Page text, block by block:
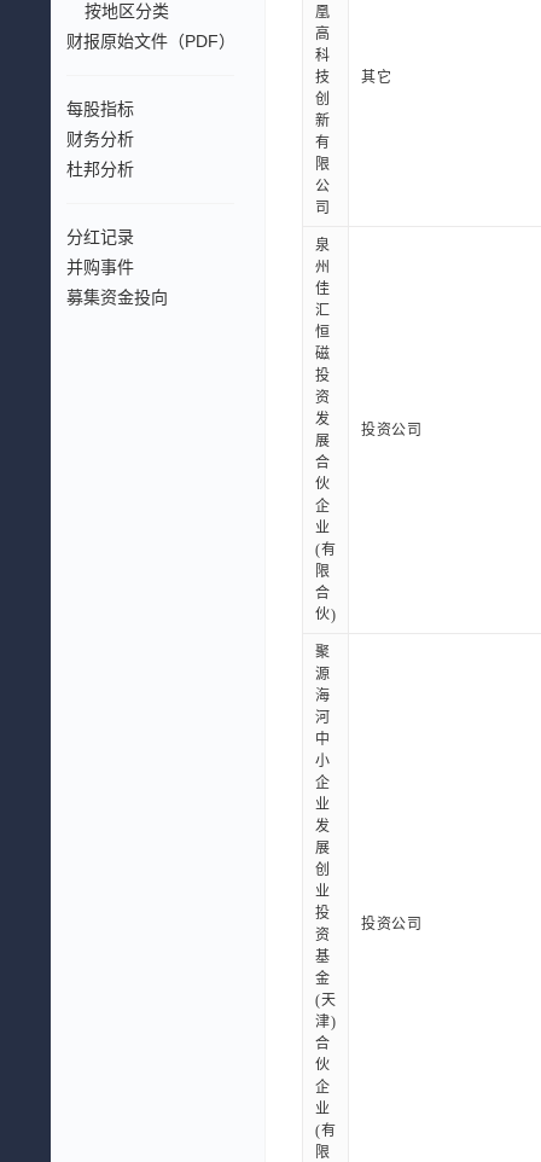
按地区分类
财报原始文件（PDF）
每股指标
财务分析
杜邦分析
分红记录
并购事件
募集资金投向
凰
高
科
技
创
新
有
限
公
司
其它
泉
州
佳
汇
恒
磁
投
资
发
展
合
伙
企
业
(有
限
合
伙)
投资公司
聚
源
海
河
中
小
企
业
发
展
创
业
投
资
基
金
(天
津)
合
伙
企
业
(有
限
投资公司